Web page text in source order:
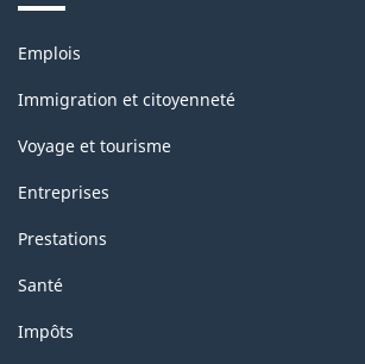
Thèmes
sujets
Emplois
Immigration et citoyenneté
Voyage et tourisme
Entreprises
Prestations
Santé
Impôts